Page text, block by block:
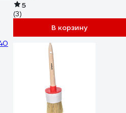
5
(3)
В корзину